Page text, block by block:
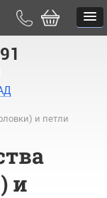
и петли
и